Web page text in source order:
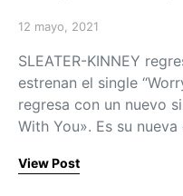
Posted on
12 mayo, 2021
SLEATER-KINNEY
estrenan el single
regresa con un nuevo
With You». Es su
View Post